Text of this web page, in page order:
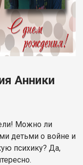
Анники
Можно ли
детьми о войне и
психику? Да,